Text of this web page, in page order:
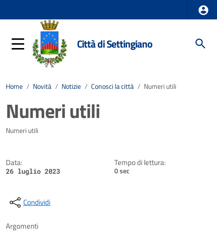
Città di Settingiano
Home / Novità / Notizie / Conosci la città / Numeri utili
Numeri utili
Dettagli della notizia
Numeri utili
Data:
26 luglio 2023
Tempo di lettura:
0 sec
Condividi
Argomenti